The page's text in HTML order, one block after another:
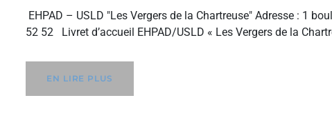
EHPAD – USLD "Les Vergers de la Chartreuse" Adresse : 1
52 52 Livret d’accueil EHPAD/USLD « Les Vergers de la
EN LIRE PLUS